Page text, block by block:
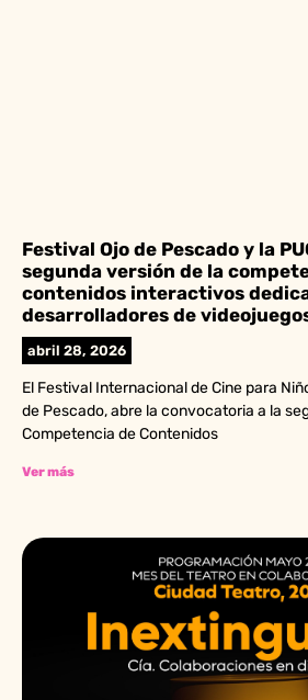
Festival Ojo de Pescado y la
segunda versión de la
contenidos interactivos
desarrolladores de
abril 28, 2026
El Festival Internacional de Cine para
de Pescado, abre la convocatoria a la
Competencia de Contenidos
Ver más